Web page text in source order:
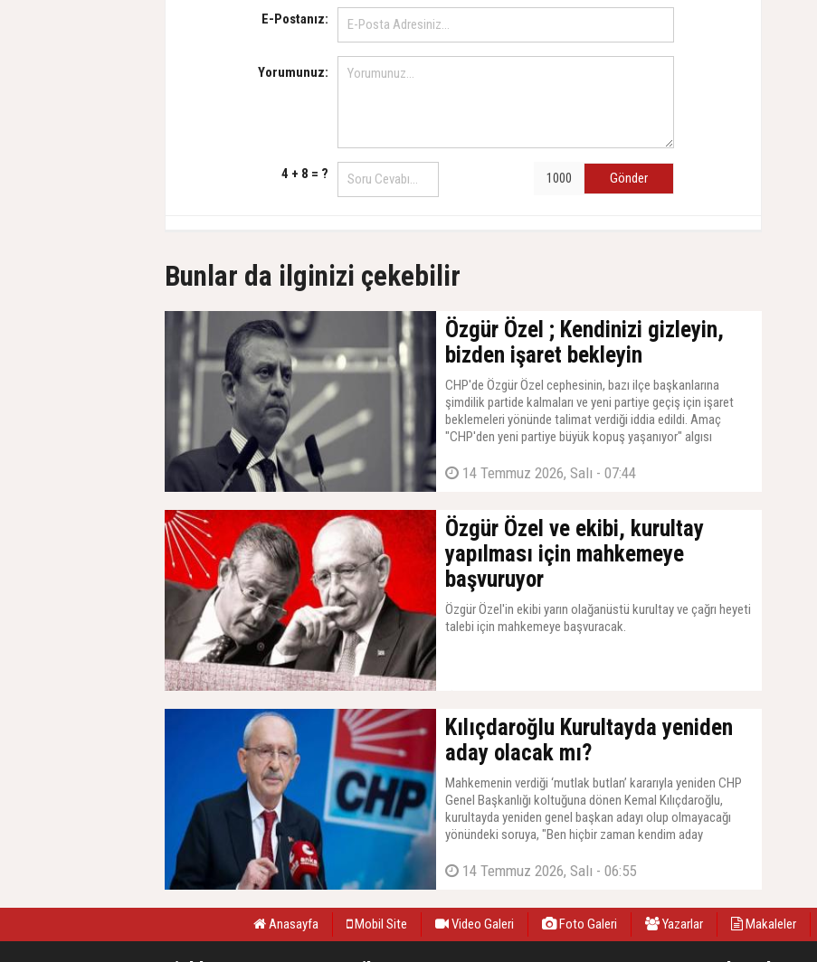
E-Postanız:
Yorumunuz:
4 + 8 = ? Gönder
Bunlar da ilginizi çekebilir
Özgür Özel ; Kendinizi gizleyin,
bizden işaret bekleyin
CHP'de Özgür Özel cephesinin, bazı ilçe başkanlarına
şimdilik partide kalmaları ve yeni partiye geçiş için işaret
beklemeleri yönünde talimat verdiği iddia edildi. Amaç
"CHP'den yeni partiye büyük kopuş yaşanıyor" algısı
14 Temmuz 2026, Salı - 07:44
Özgür Özel ve ekibi, kurultay
yapılması için mahkemeye
başvuruyor
Özgür Özel'in ekibi yarın olağanüstü kurultay ve çağrı heyeti
talebi için mahkemeye başvuracak.
Kılıçdaroğlu Kurultayda yeniden
aday olacak mı?
Mahkemenin verdiği ‘mutlak butlan’ kararıyla yeniden CHP
Genel Başkanlığı koltuğuna dönen Kemal Kılıçdaroğlu,
kurultayda yeniden genel başkan adayı olup olmayacağı
yönündeki soruya, "Ben hiçbir zaman kendim aday
düşünürüm" yanıtını verdi.
14 Temmuz 2026, Salı - 06:55
Anasayfa Mobil Site Video Galeri Foto Galeri Yazarlar Makaleler